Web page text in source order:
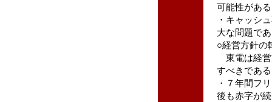
可能性があ
・キャッシ
大な問題で
○経営方針の
東電は経営
すべきであ
・７年間フ
後も赤字が